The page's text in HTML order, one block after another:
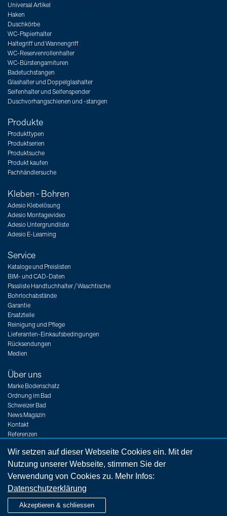
Universal Artikel
Haken
Duschkörbe
WC-Papierhalter
Haltegriff und Wannengriff
WC-Reservenrollenhalter
WC-Bürstengarnituren
Badetuchstangen
Glashalter und Doppelglashalter
Seifenhalter und Seifenspender
Duschvorhangschienen und -stangen
Produkte
Produkttypen
Produktserien
Produktsuche
Produkt kaufen
Fachhändlersuche
Kleben - Bohren
Adesio Klebelösung
Adesio Montagevideo
Adesio Untergrundliste
Adesio E-Learning
Service
Kataloge und Preislisten
BIM- und CAD-Daten
Passliste Handtuchhalter / Waschtische
Bohrlochabstände
Garantie
Ersatzteile
Reinigung und Pflege
Lieferanten-Einkaufsbedingungen
Rücksendungen
Medien
Über uns
Marke Bodenschatz
Ordnung im Bad
Schweizer Bad
News Magazin
Kontakt
Referenzen
Jobs
Impressum Rechtshinweise
Wir setzen auf dieser Webseite Cookies ein. Mit der
Nutzung unserer Webseite, stimmen Sie der
Verwendung von Cookies zu. Mehr Infos:
Datenschutzerklärung
Akzeptieren & schliessen